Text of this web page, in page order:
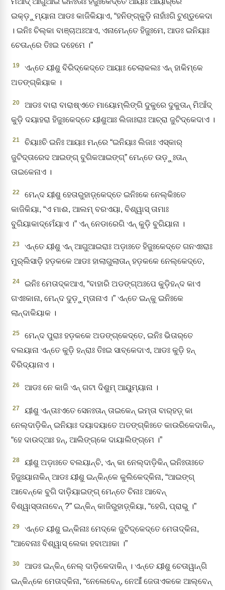
ଇକ୍‌ଡ଼ୁମ୍‌ୟାନା ଆଡଃ କାଜିକିୟାଏ, “ହନିଙ୍ଗ୍‌କୁଡ଼ି ନାହାଁଃଗି ଟୁଣ୍ଡୁକେଦା
। ଇନିଃ ଚିଲ୍‌କା ବାଞ୍ଚାଅଃଆଏ, ଏନାମେନ୍ତେ ହିଜୁଃମେ, ଆଡଃ ଇନିୟାଃ
ଚେତାନ୍‌ରେ ତିଃଇ ଦହେମେ ।”
19
ଏନ୍ତେ ୟୀଶୁ ବିରିଦ୍‌କେଦ୍‌ତେ ଆୟାଃ ଚେଲାକଲଃ ଏନ୍‌ ହାକିମ୍‌କେ
ଅତଙ୍ଗ୍‌କିୟାକ ।
20
ଆଡଃ ବାରା ବାରାଷ୍‌ଏତେ ମାୟୋମ୍‌ଲିଙ୍ଗି ଦୁକୁରେ ଦୁକୁତାନ୍‌ ମିଆଁଦ୍‌
କୁଡ଼ି ଦୟାହରା ହିଜୁଃକେଦ୍‌ତେ ୟୀଶୁଆଃ ଲିଜାଃରାଃ ଆଚ୍‌ରା ଜୁଟିଦ୍‌କେଦାଏ ।
21
ଚିୟାଃଚି ଇନିଃ ଆୟାଃ ମନ୍‌ରେ “ଇନିୟାଃ ଲିଜାଃ ଏସ୍‌କାର୍‌
ଜୁଟିଦ୍‌ତାରେଦ ଆଇଙ୍ଗ୍‌ ବୁଗିକଆଇଙ୍ଗ୍‌” ମେନ୍ତେ ଉଡ଼ୁଃତାନ୍‌
ତାଇକେନାଏ ।
22
ମେନ୍‌ଦ ୟୀଶୁ ହେତାରୁହାଡ଼୍‌କେଦ୍‌ତେ ଇନିଃକେ ନେଲ୍‌କିଃତେ
କାଜିକିୟା, “ଏ ମାଈ, ଆଲମ୍‌ ବରଏୟା, ବିଶ୍ୱାସ୍‌ ତାମାଃ
ବୁଗିୟାକାଦ୍‌ମେଁୟାଏ ।” ଏନ୍‌ ନେଡାରେଗି ଏନ୍‌ କୁଡ଼ି ବୁଗିୟାନା ।
23
ଏନ୍ତେ ୟୀଶୁ ଏନ୍‌ ଆଗୁଆଇରାଃ ଅଡ଼ାଃତେ ହିଜୁଃକେଦ୍‌ତେ ଗନଏଃରାଃ
ମୁର୍‌ଲିସାଡ଼ି ହଡ଼କକେ ଆଡଃ ହାଲାଗୁଲାତାନ୍‌ ହଡ଼କକେ ନେଲ୍‌କେଦ୍‌ତେ,
24
ଇନିଃ ମେତାଦ୍‌କଆଏ, “ବାହାରି ଅଡଙ୍ଗ୍‌ଅଃପେ କୁଡ଼ିହନ୍‌ଦ କାଏ
ଗଏଃକାନା, ମେନ୍‌ଦ ଦୁଡ଼ୁମ୍‌ତାନାଏ ।” ଏନ୍ତେ ଇନ୍‌କୁ ଇନିଃକେ
ଲାନ୍ଦାକିୟାକ ।
25
ମେନ୍‌ଦ ପୁରାଃ ହଡ଼କକେ ଅଡଙ୍ଗ୍‌କେଦ୍‌ତେ, ଇନିଃ ଭିତାର୍‌ତେ
ବଲୟାନା ଏନ୍ତେ କୁଡ଼ି ହନ୍‌ରାଃ ତିଃଇ ସାବ୍‌କେଦାଏ, ଆଡଃ କୁଡ଼ି ହନ୍‌
ବିରିଦ୍‌ୟାନାଏ ।
26 ଆଡଃ ନେ କାଜି ଏନ୍‌ ଗଟା ଦିଶୁମ୍‌ ଆୟୁମ୍‌ୟାନା ।
27
ୟୀଶୁ ଏନ୍ତାଃଏତେ ସେନଃତାନ୍‌ ତାଇକେନ୍‌ ଇମ୍‌ତା ବାର୍‌ହଡ଼୍‌ କା
ନେଲ୍‌ଦାଡ଼ିକିନ୍‌ ଇନିୟାଃ ଦୟାଦୟାତେ ଅତଙ୍ଗ୍‌କିଃତେ କାଉରିକେଦାକିନ୍‌,
“ହେ ଦାଉଦ୍‌ଆଃ ହନ୍‌, ଆଲିଙ୍ଗ୍‌କେ ଦାୟାଲିଙ୍ଗ୍‌ମେ ।”
28
ୟୀଶୁ ଅଡ଼ାଃତେ ବଲୟାନ୍‌ଚି, ଏନ୍‌ କା ନେଲ୍‌ଦାଡ଼ିକିନ୍‌ ଇନିଃତାଃତେ
ହିଜୁଃୟାନାକିନ୍‌ ଆଡଃ ୟୀଶୁ ଇନ୍‌କିନ୍‌କେ କୁଲିକେଦ୍‌କିନା, “ଆଇଙ୍ଗ୍‌
ଆବେନ୍‌କେ ବୁଗି ଦାଡ଼ିୟାଇଙ୍ଗ୍‌ ମେନ୍ତେ ଚିନାଃ ଆବେନ୍‌
ବିଶ୍ୱାସ୍‌ତାନାବେନ୍‌ ?” ଇନ୍‌କିନ୍‌ କାଜିରୁହାଡ଼୍‌କିୟା, “ହେଗି, ପ୍ରାଭୁ ।”
29
ଏନ୍ତେ ୟୀଶୁ ଇନ୍‌କିନାଃ ମେଦ୍‌କେ ଜୁଟିଦ୍‌କେଦ୍‌ତେ ମେତାଦ୍‌କିନା,
“ଆବେନାଃ ବିଶ୍ୱାସ୍‌ ଲେକା ହବାଅଃକା ।”
30
ଆଡଃ ଇନ୍‌କିନ୍‌ ନେଲ୍‌ ଦାଡ଼ିକେଦାକିନ୍‌ । ଏନ୍ତେ ୟୀଶୁ ଚେତାୱାନ୍‌ଗି
ଇନ୍‌କିନ୍‌କେ ମେତାଦ୍‌କିନା, “ନେଲେବେନ୍‌, ନେଆଁଁ ଜେତାଏକକେ ଆଲ୍‌ବେନ୍‌